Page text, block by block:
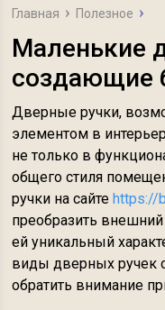
Главная Полезное
Маленькие
создающие
Дверные ручки,
элементом в
не только в
общего стиля
ручки на сайтеhttps://
преобразить
ей уникальный
виды дверных ручек
обратить внимание